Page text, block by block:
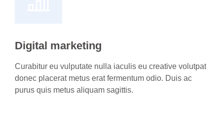
Digital marketing
Curabitur eu vulputate nulla iaculis eu creative volutpat
donec placerat metus erat fermentum odio. Duis ac
purus quis metus aliquam sagittis.